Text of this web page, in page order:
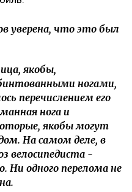
За три дня
требовал дать
Я отказалась.
из страны, –
в аварии. По ее
по встречной полосе
уверена, что это был